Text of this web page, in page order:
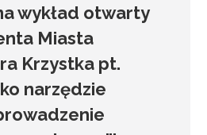
wykład otwarty
Miasta
Krzystka pt.
narzędzie